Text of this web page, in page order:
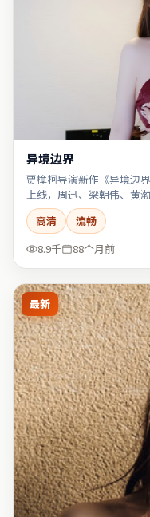
异境边界
贾樟柯导演新作《异境边
上线，周迅、梁朝伟、黄
高清
流畅
8.9千
88个月前
最新